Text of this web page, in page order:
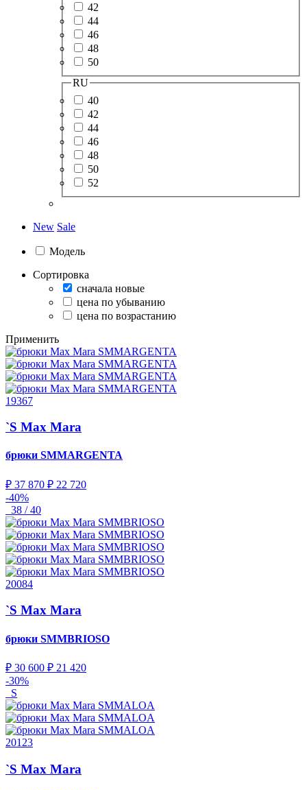
42
44
46
48
50
RU
40
42
44
46
48
50
52
New Sale
Модель
Сортировка
сначала новые
цена по убыванию
цена по возрастанию
Применить
19367
`S Max Mara
брюки SMMARGENTA
₽ 37 870 ₽ 22 720
-40%
38 / 40
20084
`S Max Mara
брюки SMMBRIOSO
₽ 30 600 ₽ 21 420
-30%
S
20123
`S Max Mara